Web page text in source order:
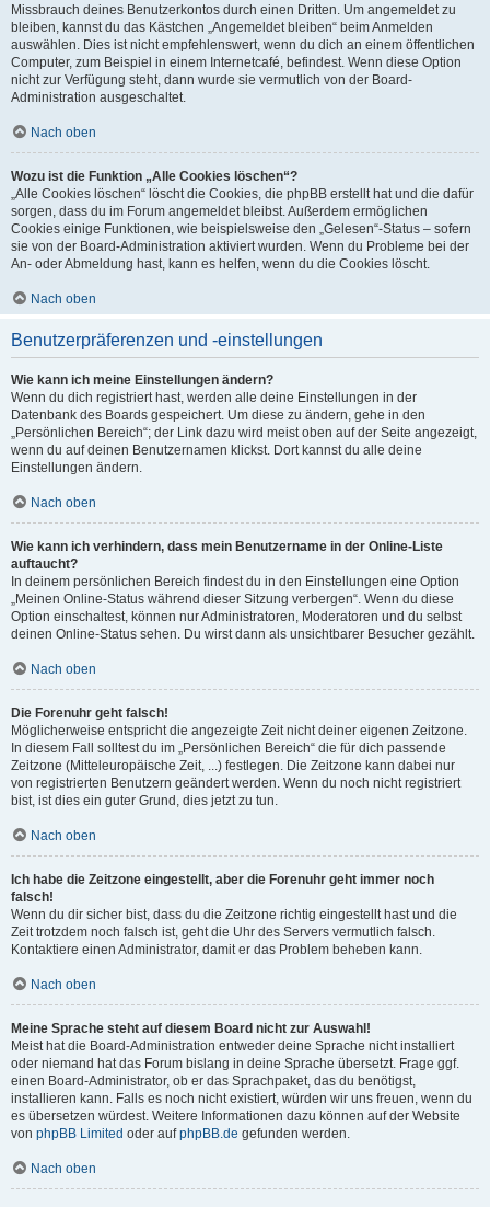
Missbrauch deines Benutzerkontos durch einen Dritten. Um angemeldet zu
bleiben, kannst du das Kästchen „Angemeldet bleiben“ beim Anmelden
auswählen. Dies ist nicht empfehlenswert, wenn du dich an einem öffentlichen
Computer, zum Beispiel in einem Internetcafé, befindest. Wenn diese Option
nicht zur Verfügung steht, dann wurde sie vermutlich von der Board-
Administration ausgeschaltet.
Nach oben
Wozu ist die Funktion „Alle Cookies löschen“?
„Alle Cookies löschen“ löscht die Cookies, die phpBB erstellt hat und die dafür
sorgen, dass du im Forum angemeldet bleibst. Außerdem ermöglichen
Cookies einige Funktionen, wie beispielsweise den „Gelesen“-Status – sofern
sie von der Board-Administration aktiviert wurden. Wenn du Probleme bei der
An- oder Abmeldung hast, kann es helfen, wenn du die Cookies löscht.
Nach oben
Benutzerpräferenzen und -einstellungen
Wie kann ich meine Einstellungen ändern?
Wenn du dich registriert hast, werden alle deine Einstellungen in der
Datenbank des Boards gespeichert. Um diese zu ändern, gehe in den
„Persönlichen Bereich“; der Link dazu wird meist oben auf der Seite angezeigt,
wenn du auf deinen Benutzernamen klickst. Dort kannst du alle deine
Einstellungen ändern.
Nach oben
Wie kann ich verhindern, dass mein Benutzername in der Online-Liste
auftaucht?
In deinem persönlichen Bereich findest du in den Einstellungen eine Option
„Meinen Online-Status während dieser Sitzung verbergen“. Wenn du diese
Option einschaltest, können nur Administratoren, Moderatoren und du selbst
deinen Online-Status sehen. Du wirst dann als unsichtbarer Besucher gezählt.
Nach oben
Die Forenuhr geht falsch!
Möglicherweise entspricht die angezeigte Zeit nicht deiner eigenen Zeitzone.
In diesem Fall solltest du im „Persönlichen Bereich“ die für dich passende
Zeitzone (Mitteleuropäische Zeit, ...) festlegen. Die Zeitzone kann dabei nur
von registrierten Benutzern geändert werden. Wenn du noch nicht registriert
bist, ist dies ein guter Grund, dies jetzt zu tun.
Nach oben
Ich habe die Zeitzone eingestellt, aber die Forenuhr geht immer noch
falsch!
Wenn du dir sicher bist, dass du die Zeitzone richtig eingestellt hast und die
Zeit trotzdem noch falsch ist, geht die Uhr des Servers vermutlich falsch.
Kontaktiere einen Administrator, damit er das Problem beheben kann.
Nach oben
Meine Sprache steht auf diesem Board nicht zur Auswahl!
Meist hat die Board-Administration entweder deine Sprache nicht installiert
oder niemand hat das Forum bislang in deine Sprache übersetzt. Frage ggf.
einen Board-Administrator, ob er das Sprachpaket, das du benötigst,
installieren kann. Falls es noch nicht existiert, würden wir uns freuen, wenn du
es übersetzen würdest. Weitere Informationen dazu können auf der Website
von phpBB Limited oder aufphpBB.de gefunden werden.
Nach oben